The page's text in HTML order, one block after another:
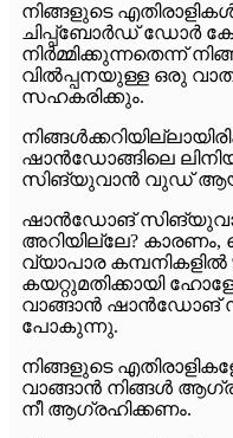
നിങ്ങളുടെ
ചിപ്പ്ബോർഡ് ഡോർ
നിർമ്മിക്കുന്നതെന്ന്
വിൽപ്പനയുള്ള ഒരു
സഹകരിക്കും.
ഷാൻഡോങ്ങിലെ
സിങ്‌യുവാൻ വുഡ്
ഷാൻഡോങ്
അറിയില്ലേ? കാരണം,
വ്യാപാര കമ്പനികളിൽ
കയറ്റുമതിക്കായി
വാങ്ങാൻ ഷാൻഡോങ്
പോകുന്നു.
നിങ്ങളുടെ
വാങ്ങാൻ നിങ്ങൾ
നീ ആഗ്രഹിക്കണം.